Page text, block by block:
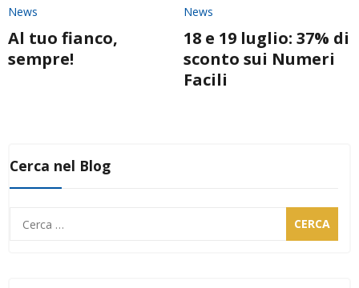
News
Al tuo fianco,
sempre!
News
18 e 19 luglio: 37% di
sconto sui Numeri
Facili
Cerca nel Blog